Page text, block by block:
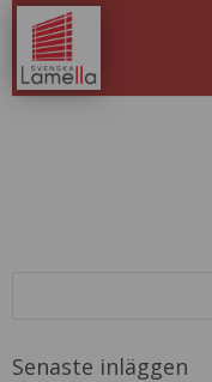
Senaste inläggen